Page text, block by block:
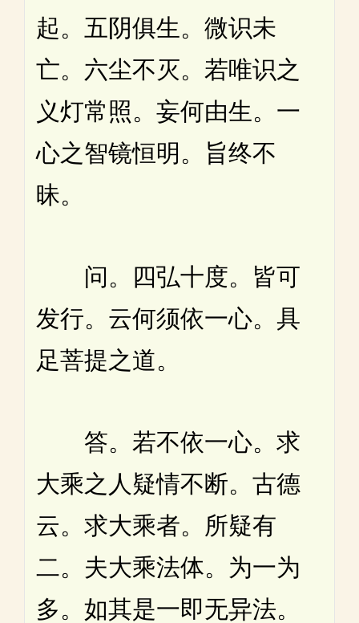
起。五阴俱生。微识未
亡。六尘不灭。若唯识之
义灯常照。妄何由生。一
心之智镜恒明。旨终不
昧。
问。四弘十度。皆可
发行。云何须依一心。具
足菩提之道。
答。若不依一心。求
大乘之人疑情不断。古德
云。求大乘者。所疑有
二。夫大乘法体。为一为
多。如其是一即无异法。